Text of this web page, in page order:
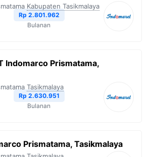
Kabupaten Tasikmalaya
Rp 2.801.962
Bulanan
Indomarco Prismatama,
Tasikmalaya
Rp 2.630.951
Bulanan
Prismatama, Tasikmalaya